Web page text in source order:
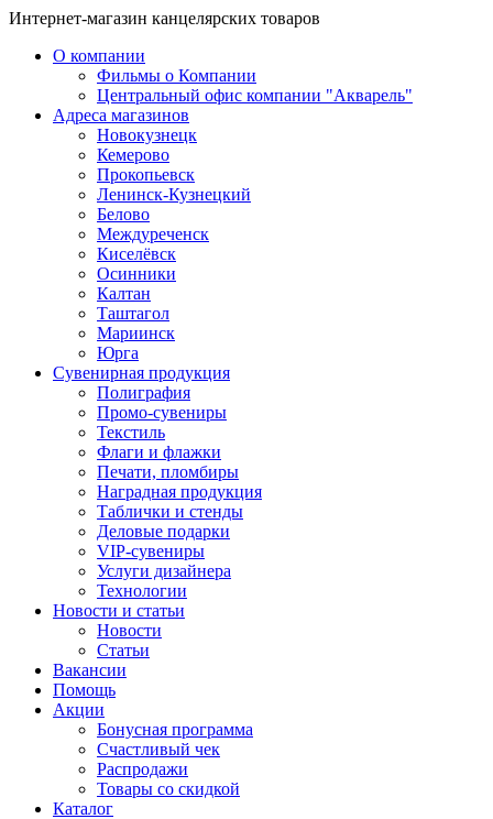
Интернет-магазин канцелярских товаров
О компании
Фильмы о Компании
Центральный офис компании "Акварель"
Адреса магазинов
Новокузнецк
Кемерово
Прокопьевск
Ленинск-Кузнецкий
Белово
Междуреченск
Киселёвск
Осинники
Калтан
Таштагол
Мариинск
Юрга
Сувенирная продукция
Полиграфия
Промо-сувениры
Текстиль
Флаги и флажки
Печати, пломбиры
Наградная продукция
Таблички и стенды
Деловые подарки
VIP-сувениры
Услуги дизайнера
Технологии
Новости и статьи
Новости
Статьи
Вакансии
Помощь
Акции
Бонусная программа
Счастливый чек
Распродажи
Товары со скидкой
Каталог